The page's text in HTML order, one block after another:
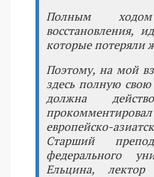
Полным
восстановления,
которые потеряли
Поэтому, на мой
здесь полную свою
должна
европейско-
Старший
федерального
Ельцина,